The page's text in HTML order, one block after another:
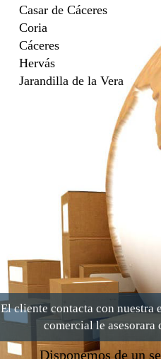
Casar de Cáceres
Coria
Cáceres
Hervás
Jarandilla de la Vera
El cliente contacta con nuestra
comercial le asesorara
Disponemos de un